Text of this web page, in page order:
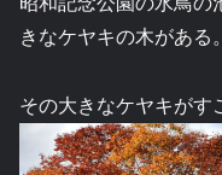
きなケヤキの木がある。
その大きなケヤキがす